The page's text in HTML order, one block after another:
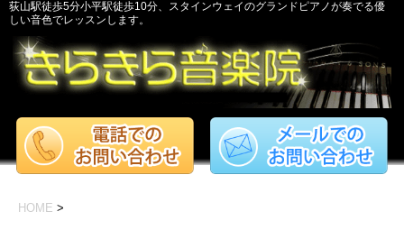
荻山駅徒歩5分小平駅徒歩10分、スタインウェイのグランドピアノが奏でる優
しい音色でレッスンします。
HOME >